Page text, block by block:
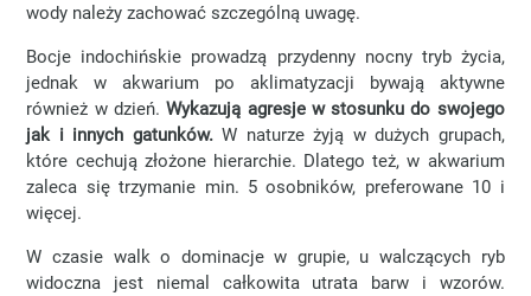
wody należy zachować szczególną uwagę.
Bocje indochińskie prowadzą przydenny nocny tryb życia,
jednak w akwarium po aklimatyzacji bywają aktywne
również w dzień.Wykazują agresje w stosunku do swojego
jak i innych gatunków.W naturze żyją w dużych grupach,
które cechują złożone hierarchie. Dlatego też, w akwarium
zaleca się trzymanie min. 5 osobników, preferowane 10 i
więcej.
W czasie walk o dominacje w grupie, u walczących ryb
widoczna jest niemal całkowita utrata barw i wzorów.